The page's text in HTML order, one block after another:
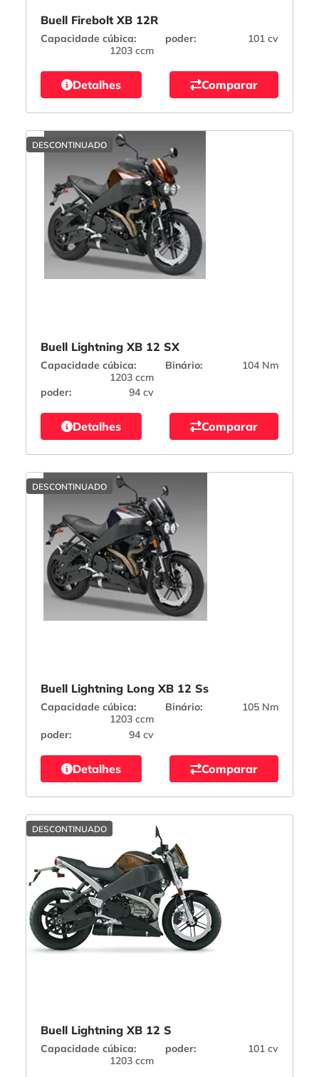
Buell Firebolt XB 12R
Capacidade cúbica:
1203 ccm
poder: 101 cv
Detalhes Comparar
DESCONTINUADO
Buell Lightning XB 12 SX
Capacidade cúbica:
1203 ccm
Binário: 104 Nm
poder: 94 cv
Detalhes Comparar
DESCONTINUADO
Buell Lightning Long XB 12 Ss
Capacidade cúbica:
1203 ccm
Binário: 105 Nm
poder: 94 cv
Detalhes Comparar
DESCONTINUADO
Buell Lightning XB 12 S
Capacidade cúbica:
1203 ccm
poder: 101 cv